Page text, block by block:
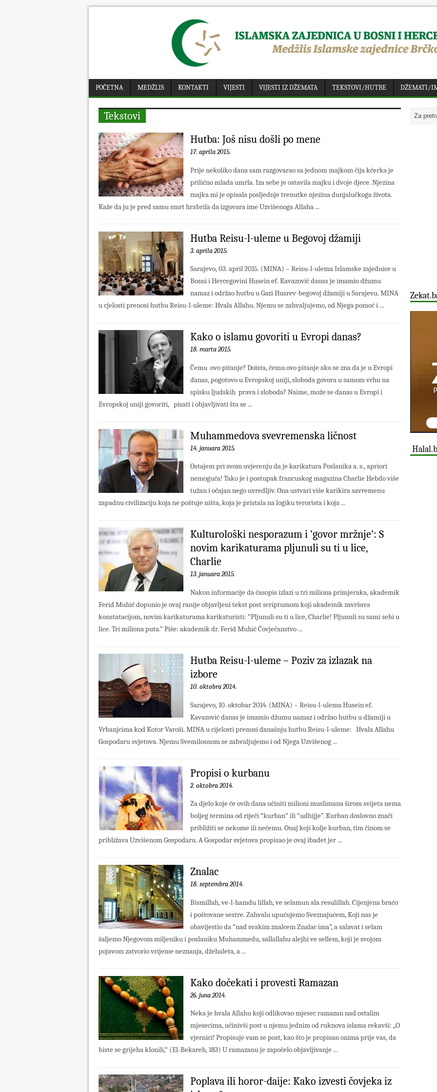
POČETNA MEDŽLIS KONTAKTI VIJESTI VIJESTI IZ DŽEMATA TEKSTOVI/HUTBE DŽEMATI/
Tekstovi
Hutba: Još nisu došli po mene
17. aprila 2015.
Prije nekoliko dana sam razgovarao sa jednom majkom čija kćerka je
prilično mlada umrla. Iza sebe je ostavila majku i dvoje djece. Njezina
majka mi je opisala posljednje trenutke njezina dunjalučkoga života.
Kaže da ju je pred samu smrt hrabrila da izgovara ime Uzvišenoga Allaha ...
Hutba Reisu-l-uleme u Begovoj džamiji
3. aprila 2015.
Sarajevo, 03. april 2015. (MINA) – Reisu-l-ulema Islamske zajednice u
Bosni i Hercegovini Husein ef. Kavazović danas je imamio džumu
namaz i održao hutbu u Gazi Husrev-begovoj džamiji u Sarajevu. MINA
u cjelosti prenosi hutbu Reisu-l-uleme: Hvala Allahu. Njemu se zahvaljujemo, od Njega pomoć i ...
Kako o islamu govoriti u Evropi danas?
18. marta 2015.
Čemu ovo pitanje? Doista, čemu ovo pitanje ako se zna da je u Evropi
danas, pogotovo u Evropskoj uniji, sloboda govora u samom vrhu na
spisku ljudskih prava i sloboda? Naime, može se danas u Evropi i
Evropskoj uniji govoriti, pisati i objavljivati šta se ...
Muhammedova svevremenska ličnost
14. januara 2015.
Ostajem pri svom uvjerenju da je karikatura Poslanika a. s., apriori
nemoguća! Tako je i postupak francuskog magazina Charlie Hebdo više
tužan i očajan nego uvredljiv. Ona ustvari više karikira savremenu
zapadnu civilizaciju koja ne poštuje ništa, koja je pristala na logiku terorista i koja ...
Kulturološki nesporazum i ‘govor mržnje’: S
novim karikaturama pljunuli su ti u lice,
Charlie
13. januara 2015.
Nakon informacije da časopis izlazi u tri miliona primjeraka, akademik
Ferid Muhić dopunio je ovaj ranije objavljeni tekst post scriptumom koji akademik završava
konstatacijom, novim karikaturama karikaturisti: “Pljunuli su ti u lice, Charlie! Pljunuli su sami sebi u
lice. Tri miliona puta.” Piše: akademik dr. Ferid Muhić Čovječanstvo ...
Hutba Reisu-l-uleme – Poziv za izlazak na
izbore
10. oktobra 2014.
Sarajevo, 10. oktobar 2014. (MINA) – Reisu-l-ulema Husein ef.
Kavazović danas je imamio džumu namaz i održao hutbu u džamiji u
Vrbanjcima kod Kotor Varoši. MINA u cijelosti prenosi današnju hutbu Reisu-l-uleme: Hvala Allahu
Gospodaru svjetova. Njemu Svemilosnom se zahvaljujemo i od Njega Uzvišenog ...
Propisi o kurbanu
2. oktobra 2014.
Za djelo koje će ovih dana učiniti milioni muslimana širom svijeta nema
boljeg termina od riječi “kurban” ili “udhijje”. Kurban doslovno znači
približiti se nekome ili nečemu. Onaj koji kolje kurban, tim činom se
približava Uzvišenom Gospodaru. A Gospodar svjetova propisao je ovaj ibadet jer ...
Znalac
18. septembra 2014.
Bismillah, ve-l-hamdu lillah, ve selamun ala resulillah. Cijenjena braćo
i poštovane sestre. Zahvalu upućujemo Sveznajućem, Koji nas je
obavijestio da “nad svakim znalcem Znalac ima”, a salavat i selam
šaljemo Njegovom miljeniku i poslaniku Muhammedu, sallallahu alejhi ve sellem, koji je svojom
pojavom zatvorio vrijeme neznanja, džehaleta, a ...
Kako dočekati i provesti Ramazan
26. juna 2014.
Neka je hvala Allahu koji odlikovao mjesec ramazan nad ostalim
mjesecima, učinivši post u njemu jednim od ruknova islama rekavši: „O
vjernici! Propisuje vam se post, kao što je propisan onima prije vas, da
biste se grijeha klonili,“ (El-Bekareh, 183) U ramazanu je započelo objavljivanje ...
Poplava ili horor-daije: Kako izvesti čovjeka iz